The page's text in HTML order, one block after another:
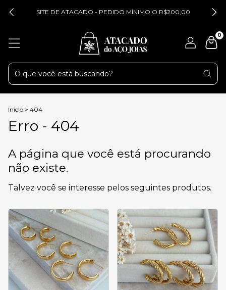
SITE DE ATACADO - PEDIDO MÍNIMO O R$200,00
0
Início > 404
Erro - 404
A página que você está procurando
não existe.
Talvez você se interesse pelos seguintes produtos.